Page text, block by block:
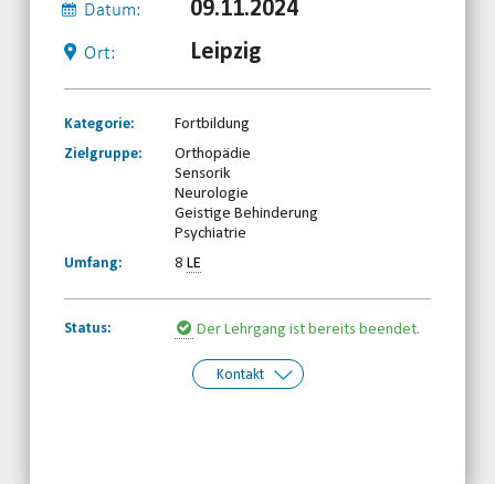
Datum: 09.11.2024
Ort: Leipzig
Kategorie:
Fortbildung
Zielgruppe:
Orthopädie
Sensorik
Neurologie
Geistige Behinderung
Psychiatrie
Umfang:
8LE
Status: Der Lehrgang ist bereits beendet.
Kontakt